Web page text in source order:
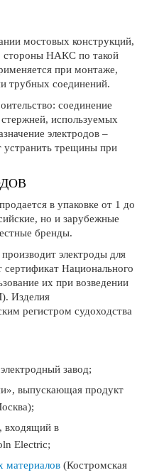
мостовых конструкций,
стороны НАКС по такой
при монтаже,
трубных соединений.
соединение
используемых
электродов –
устранить трещины при
в упаковке от 1 до
но и зарубежные
бренды.
производит электроды для
Национального
их при возведении
Изделия
регистром судоходства
завод;
выпускающая продукт
входящий в
Electric;
материалов (Костромская